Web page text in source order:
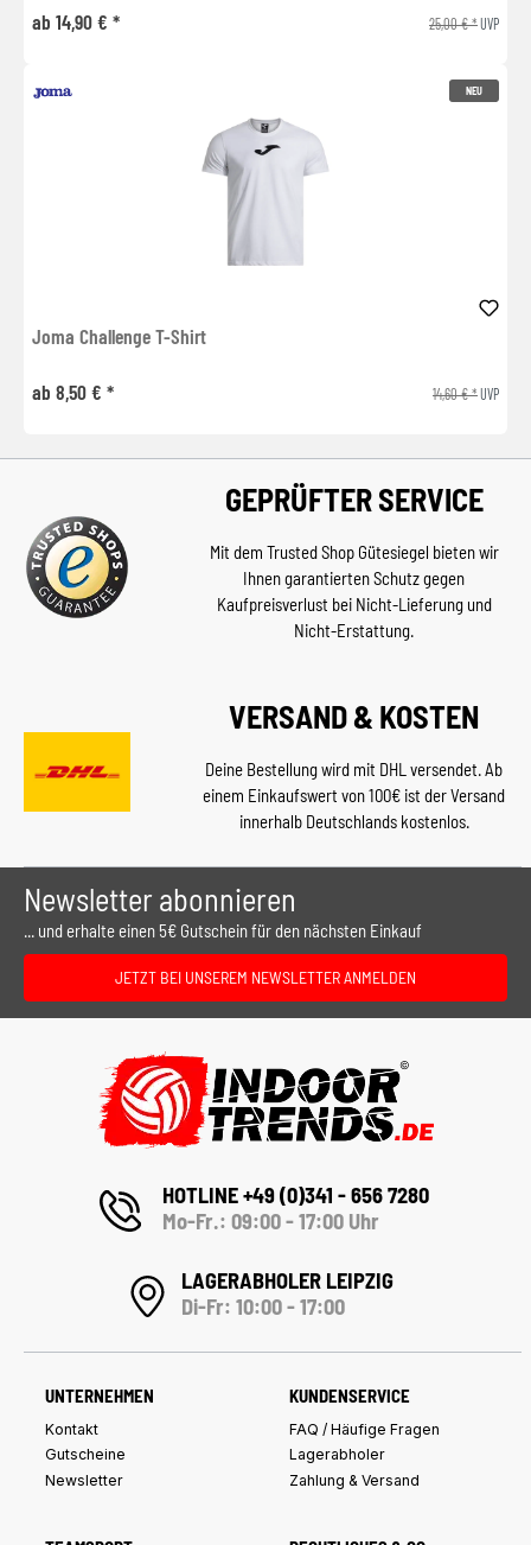
ab 14,90 € * 25,00 € *UVP
NEU
Joma Challenge T-Shirt
ab 8,50 € * 14,60 € *UVP
GEPRÜFTER SERVICE
Mit dem Trusted Shop Gütesiegel bieten wir
Ihnen garantierten Schutz gegen
Kaufpreisverlust bei Nicht-Lieferung und
Nicht-Erstattung.
VERSAND & KOSTEN
Deine Bestellung wird mit DHL versendet. Ab
einem Einkaufswert von 100€ ist der Versand
innerhalb Deutschlands kostenlos.
Newsletter abonnieren
... und erhalte einen 5€ Gutschein für den nächsten Einkauf
JETZT BEI UNSEREM NEWSLETTER ANMELDEN
HOTLINE +49 (0)341 - 656 7280
Mo-Fr.: 09:00 - 17:00 Uhr
LAGERABHOLER LEIPZIG
Di-Fr: 10:00 - 17:00
UNTERNEHMEN
Kontakt
Gutscheine
Newsletter
KUNDENSERVICE
FAQ / Häufige Fragen
Lagerabholer
Zahlung & Versand